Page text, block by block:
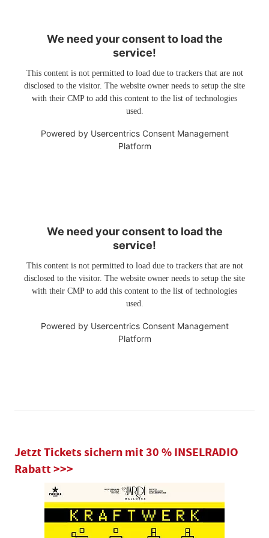
We need your consent to load the
service!
This content is not permitted to load due to trackers that are not
disclosed to the visitor. The website owner needs to setup the site
with their CMP to add this content to the list of technologies
used.
Powered by Usercentrics Consent Management
Platform
We need your consent to load the
service!
This content is not permitted to load due to trackers that are not
disclosed to the visitor. The website owner needs to setup the site
with their CMP to add this content to the list of technologies
used.
Powered by Usercentrics Consent Management
Platform
Jetzt Tickets sichern mit 30 % INSELRADIO
Rabatt >>>